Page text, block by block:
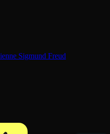
Sigmund Freud